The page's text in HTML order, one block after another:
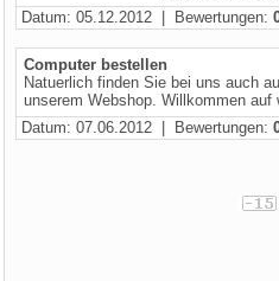
Datum: 05.12.2012 | Bewertungen:
Computer bestellen
Natuerlich finden Sie bei uns auch
unserem Webshop. Willkommen
Datum: 07.06.2012 | Bewertungen: